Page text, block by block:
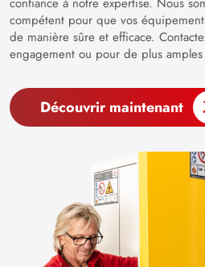
compétent pour que vos
de manière sûre et efficace.
engagement ou pour de plus
Découvrir maintenant